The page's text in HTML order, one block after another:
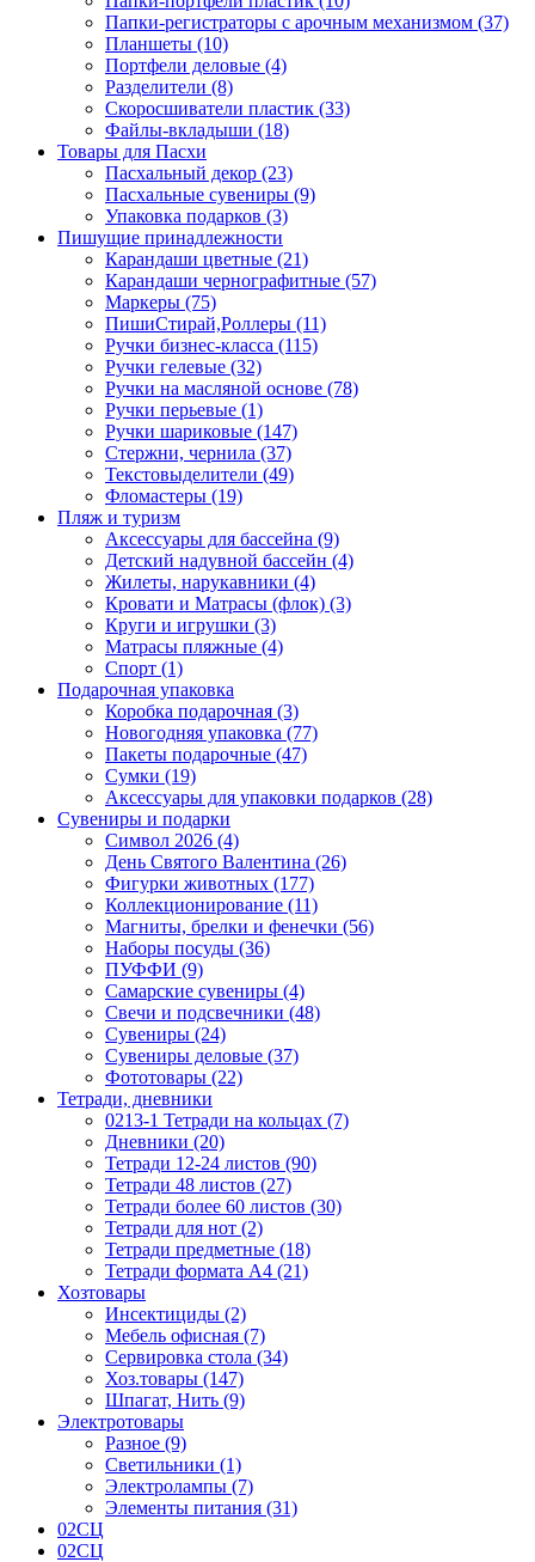
Папки-регистраторы с арочным механизмом (37)
Планшеты (10)
Портфели деловые (4)
Разделители (8)
Скоросшиватели пластик (33)
Файлы-вкладыши (18)
Товары для Пасхи
Пасхальный декор (23)
Пасхальные сувениры (9)
Упаковка подарков (3)
Пишущие принадлежности
Карандаши цветные (21)
Карандаши чернографитные (57)
Маркеры (75)
ПишиСтирай,Роллеры (11)
Ручки бизнес-класса (115)
Ручки гелевые (32)
Ручки на масляной основе (78)
Ручки перьевые (1)
Ручки шариковые (147)
Стержни, чернила (37)
Текстовыделители (49)
Фломастеры (19)
Пляж и туризм
Аксессуары для бассейна (9)
Детский надувной бассейн (4)
Жилеты, нарукавники (4)
Кровати и Матрасы (флок) (3)
Круги и игрушки (3)
Матрасы пляжные (4)
Спорт (1)
Подарочная упаковка
Коробка подарочная (3)
Новогодняя упаковка (77)
Пакеты подарочные (47)
Сумки (19)
Аксессуары для упаковки подарков (28)
Сувениры и подарки
Символ 2026 (4)
День Святого Валентина (26)
Фигурки животных (177)
Коллекционирование (11)
Магниты, брелки и фенечки (56)
Наборы посуды (36)
ПУФФИ (9)
Самарские сувениры (4)
Свечи и подсвечники (48)
Сувениры (24)
Сувениры деловые (37)
Фототовары (22)
Тетради, дневники
0213-1 Тетради на кольцах (7)
Дневники (20)
Тетради 12-24 листов (90)
Тетради 48 листов (27)
Тетради более 60 листов (30)
Тетради для нот (2)
Тетради предметные (18)
Тетради формата А4 (21)
Хозтовары
Инсектициды (2)
Мебель офисная (7)
Сервировка стола (34)
Хоз.товары (147)
Шпагат, Нить (9)
Электротовары
Разное (9)
Светильники (1)
Электролампы (7)
Элементы питания (31)
02СЦ
02СЦ